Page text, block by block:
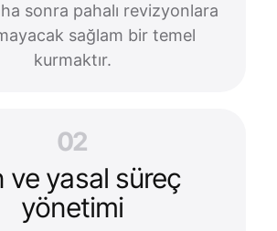
sonra pahalı revizyonlara
sağlam bir temel
kurmaktır.
02
ve yasal süreç
yönetimi